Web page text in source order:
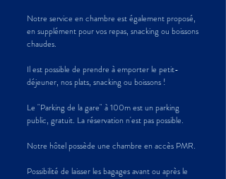
Notre service en chambre est également proposé,
en supplément pour vos repas, snacking ou boissons
chaudes.
Il est possible de prendre à emporter le petit-
déjeuner, nos plats, snacking ou boissons !
Le "Parking de la gare" à 100m est un parking
public, gratuit. La réservation n'est pas possible.
Notre hôtel possède une chambre en accès PMR.​
Possibilité de laisser les bagages avant ou après le